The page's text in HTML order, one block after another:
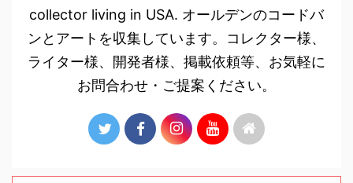
collector living in USA. オールデンのコードバ
ンとアートを収集しています。コレクター様、
ライター様、開発者様、掲載依頼等、お気軽に
お問合わせ・ご提案ください。